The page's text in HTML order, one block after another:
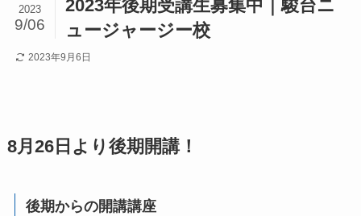
2023年後期受講生募集中｜駿台ニ
ュージャージー校
2023
9/06
2023年9月6日
8月26日より後期開講！
後期からの開講講座